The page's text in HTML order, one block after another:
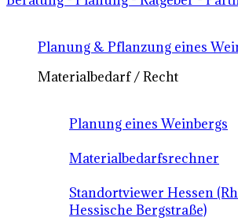
Planung & Pflanzung eines
Materialbedarf / Recht
Planung eines Weinbergs
Materialbedarfsrechner
Standortviewer Hessen
Hessische Bergstraße)